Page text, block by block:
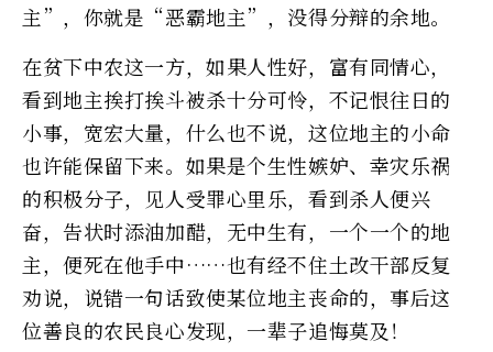
主”，你就是“恶霸地主”，没得分辩的余地。
在贫下中农这一方，如果人性好，富有同情心，
看到地主挨打挨斗被杀十分可怜，不记恨往日的
小事，宽宏大量，什么也不说，这位地主的小命
也许能保留下来。如果是个生性嫉妒、幸灾乐祸
的积极分子，见人受罪心里乐，看到杀人便兴
奋，告状时添油加醋，无中生有，一个一个的地
主，便死在他手中……也有经不住土改干部反复
劝说，说错一句话致使某位地主丧命的，事后这
位善良的农民良心发现，一辈子追悔莫及！